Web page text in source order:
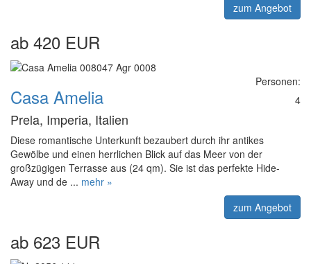
zum Angebot
ab 420 EUR
Casa Amelia
Prela, Imperia, Italien
Personen:
4
Diese romantische Unterkunft bezaubert durch ihr antikes
Gewölbe und einen herrlichen Blick auf das Meer von der
großzügigen Terrasse aus (24 qm). Sie ist das perfekte Hide-
Away und de ... mehr »
zum Angebot
ab 623 EUR